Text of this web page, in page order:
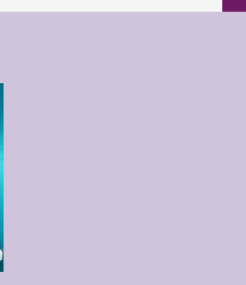
match class
Lessons at New
is Our Brain’s Favorite